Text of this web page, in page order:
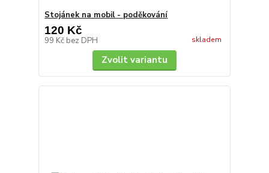
Stojánek na mobil - poděkování
120 Kč
99 Kč bez DPH skladem
Zvolit variantu